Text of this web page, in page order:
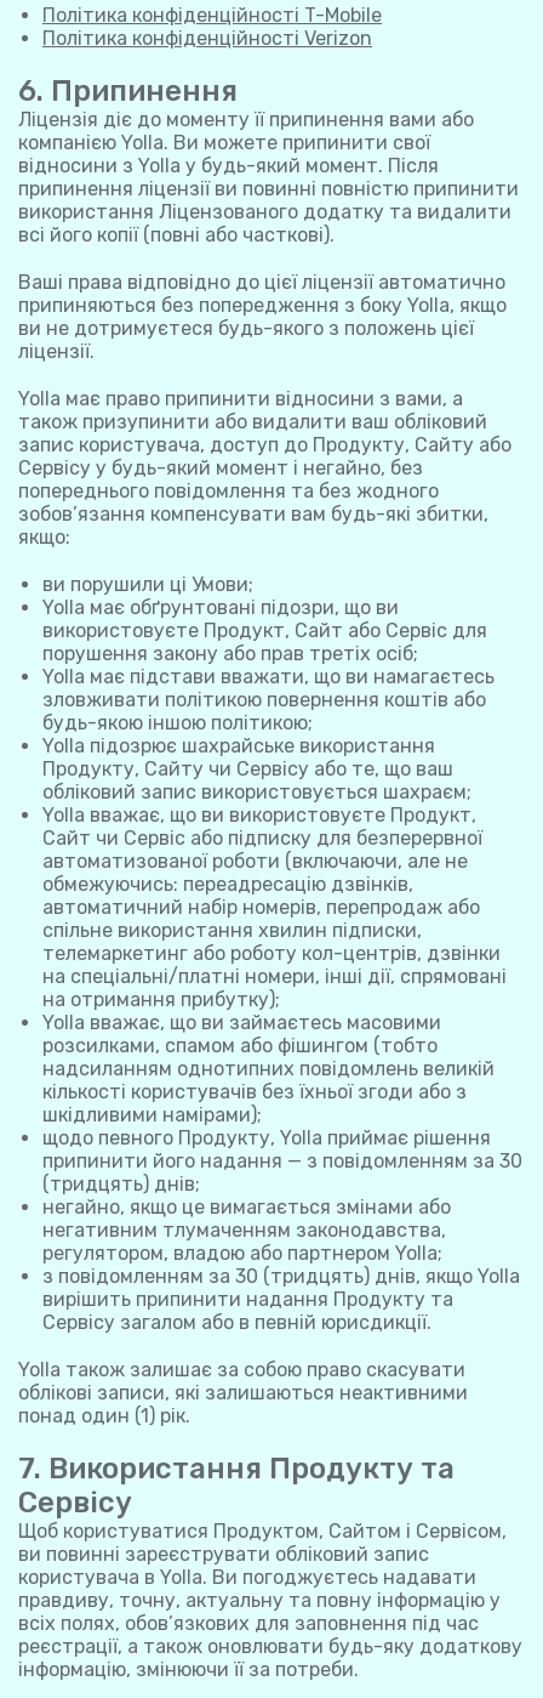
Політика конфіденційності T-Mobile
Політика конфіденційності Verizon
6. Припинення
Ліцензія діє до моменту її припинення вами або
компанією Yolla. Ви можете припинити свої
відносини з Yolla у будь-який момент. Після
припинення ліцензії ви повинні повністю припинити
використання Ліцензованого додатку та видалити
всі його копії (повні або часткові).
Ваші права відповідно до цієї ліцензії автоматично
припиняються без попередження з боку Yolla, якщо
ви не дотримуєтеся будь-якого з положень цієї
ліцензії.
Yolla має право припинити відносини з вами, а
також призупинити або видалити ваш обліковий
запис користувача, доступ до Продукту, Сайту або
Сервісу у будь-який момент і негайно, без
попереднього повідомлення та без жодного
зобов’язання компенсувати вам будь-які збитки,
якщо:
ви порушили ці Умови;
Yolla має обґрунтовані підозри, що ви
використовуєте Продукт, Сайт або Сервіс для
порушення закону або прав третіх осіб;
Yolla має підстави вважати, що ви намагаєтесь
зловживати політикою повернення коштів або
будь-якою іншою політикою;
Yolla підозрює шахрайське використання
Продукту, Сайту чи Сервісу або те, що ваш
обліковий запис використовується шахраєм;
Yolla вважає, що ви використовуєте Продукт,
Сайт чи Сервіс або підписку для безперервної
автоматизованої роботи (включаючи, але не
обмежуючись: переадресацію дзвінків,
автоматичний набір номерів, перепродаж або
спільне використання хвилин підписки,
телемаркетинг або роботу кол-центрів, дзвінки
на спеціальні/платні номери, інші дії, спрямовані
на отримання прибутку);
Yolla вважає, що ви займаєтесь масовими
розсилками, спамом або фішингом (тобто
надсиланням однотипних повідомлень великій
кількості користувачів без їхньої згоди або з
шкідливими намірами);
щодо певного Продукту, Yolla приймає рішення
припинити його надання — з повідомленням за 30
(тридцять) днів;
негайно, якщо це вимагається змінами або
негативним тлумаченням законодавства,
регулятором, владою або партнером Yolla;
з повідомленням за 30 (тридцять) днів, якщо Yolla
вирішить припинити надання Продукту та
Сервісу загалом або в певній юрисдикції.
Yolla також залишає за собою право скасувати
облікові записи, які залишаються неактивними
понад один (1) рік.
7. Використання Продукту та
Сервісу
Щоб користуватися Продуктом, Сайтом і Сервісом,
ви повинні зареєструвати обліковий запис
користувача в Yolla. Ви погоджуєтесь надавати
правдиву, точну, актуальну та повну інформацію у
всіх полях, обов’язкових для заповнення під час
реєстрації, а також оновлювати будь-яку додаткову
інформацію, змінюючи її за потреби.